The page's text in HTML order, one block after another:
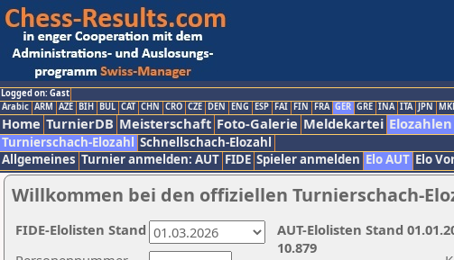
Logged on: Gast
Arabic ARM AZE BIH BUL CAT CHN CRO CZE DEN ENG ESP FAI FIN FRA GER GRE INA ITA JPN
Home TurnierDB Meisterschaft Foto-Galerie Meldekartei Elozahlen
Turnierschach-Elozahl Schnellschach-Elozahl
Allgemeines Turnier anmelden: AUT FIDE Spieler anmelden Elo AUT Elo
Willkommen bei den offiziellen Turnierschach-
AUT-Elolisten Stand
10.879
FIDE-Elolisten Stand